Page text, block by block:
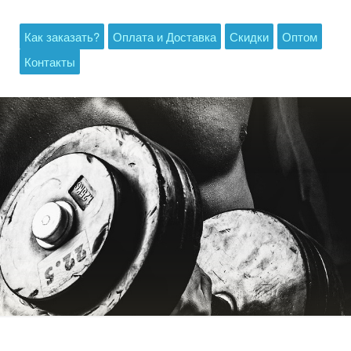
Как заказать? Оплата и Доставка Скидки
Оптом
Контакты